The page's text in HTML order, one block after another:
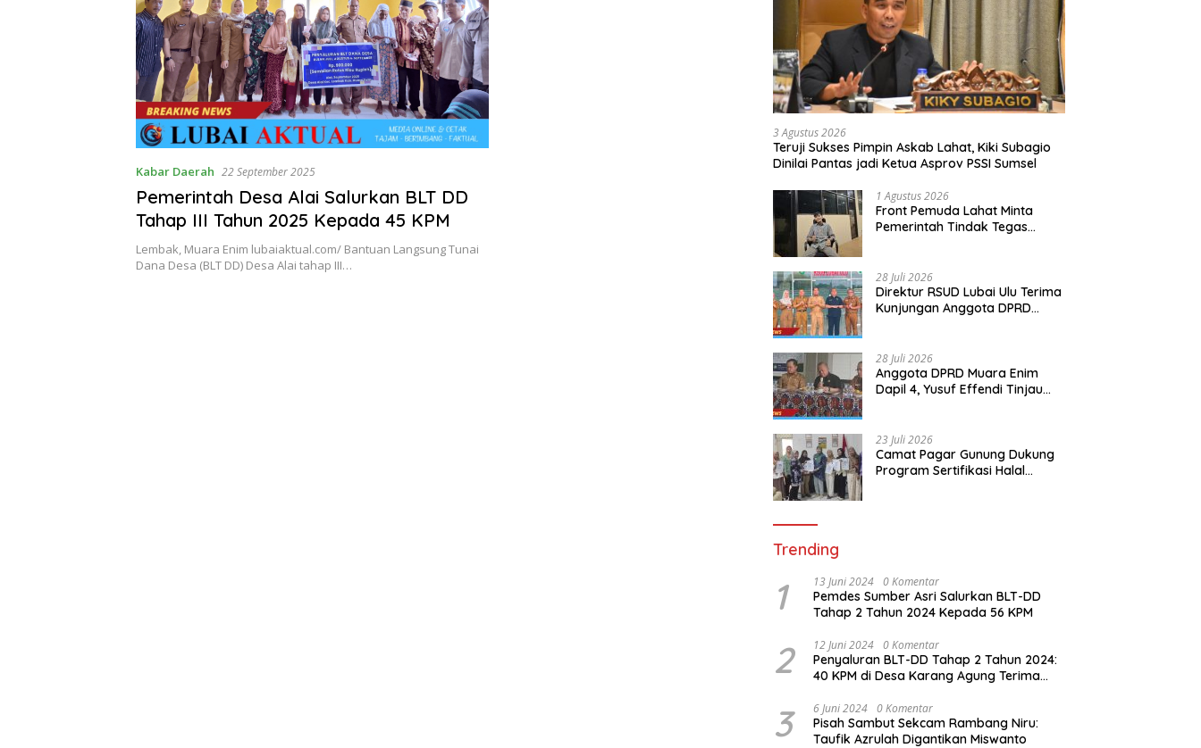
Kabar Daerah 22 September 2025
Pemerintah Desa Alai Salurkan BLT DD
Tahap III Tahun 2025 Kepada 45 KPM
Lembak, Muara Enim lubaiaktual.com/ Bantuan Langsung Tunai
Dana Desa (BLT DD) Desa Alai tahap III…
3 Agustus 2026
Teruji Sukses Pimpin Askab Lahat, Kiki Subagio
Dinilai Pantas jadi Ketua Asprov PSSI Sumsel
1 Agustus 2026
Front Pemuda Lahat Minta
Pemerintah Tindak Tegas
28 Juli 2026
Direktur RSUD Lubai Ulu Terima
Kunjungan Anggota DPRD
28 Juli 2026
Anggota DPRD Muara Enim
Dapil 4, Yusuf Effendi Tinjau
Pelayanan
23 Juli 2026
Camat Pagar Gunung Dukung
Program Sertifikasi Halal
Trending
1 13 Juni 2024 0 Komentar
Pemdes Sumber Asri Salurkan BLT-DD
Tahap 2 Tahun 2024 Kepada 56 KPM
2 12 Juni 2024 0 Komentar
Penyaluran BLT-DD Tahap 2 Tahun 2024:
40 KPM di Desa Karang Agung Terima
3 6 Juni 2024 0 Komentar
Pisah Sambut Sekcam Rambang Niru:
Taufik Azrulah Digantikan Miswanto